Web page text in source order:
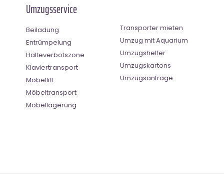
Umzugsservice
Beiladung
Entrümpelung
Halteverbotszone
Klaviertransport
Möbellift
Möbeltransport
Möbellagerung
Transporter mieten
Umzug mit Aquarium
Umzugshelfer
Umzugskartons
Umzugsanfrage